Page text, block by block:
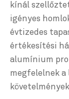
kínál
igényes
évtizedes
értékesítési
alumínium
megfelelnek a